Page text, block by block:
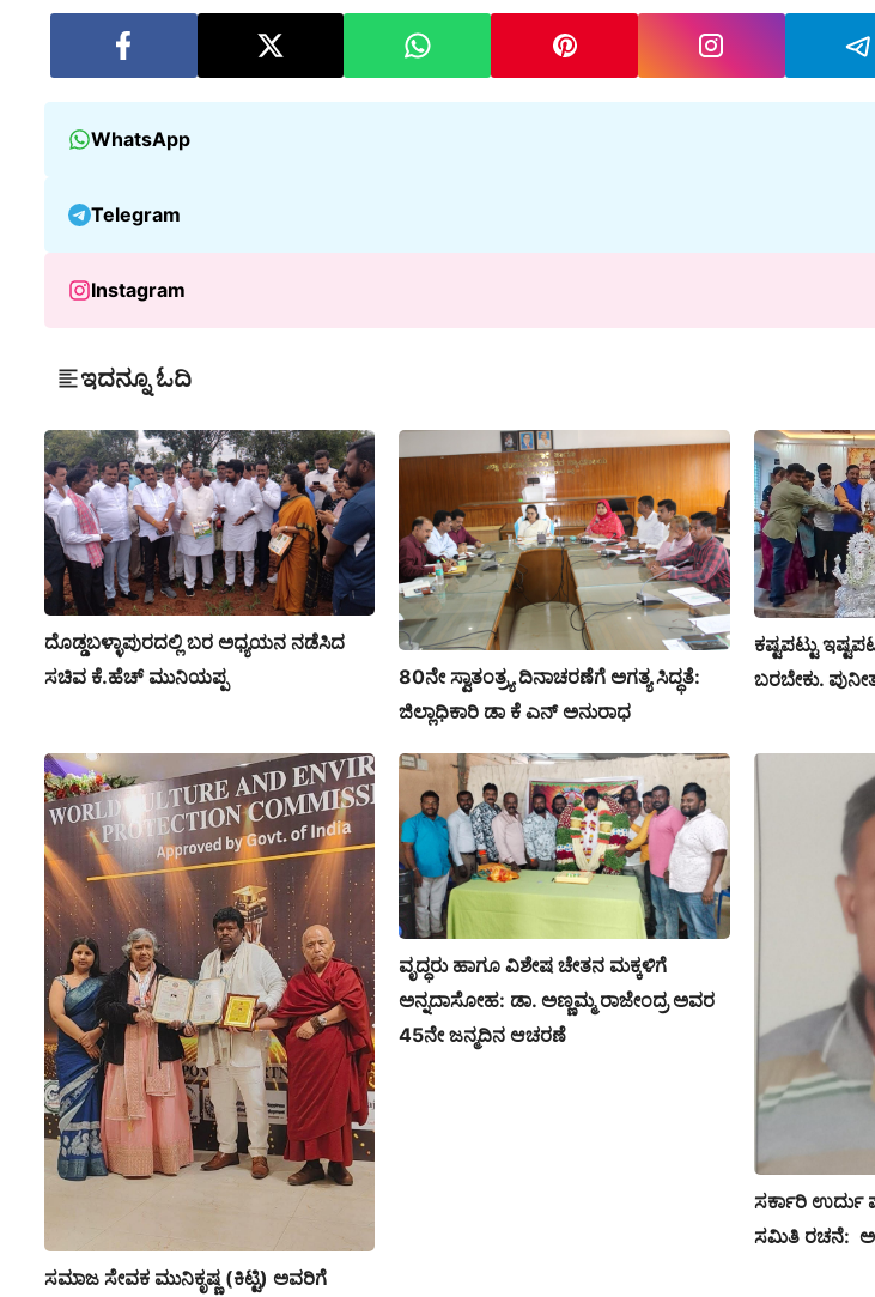
WhatsApp
Telegram
Instagram
ಇದನ್ನೂ ಓದಿ
ದೊಡ್ಡಬಳ್ಳಾಪುರದಲ್ಲಿ ಬರ ಅಧ್ಯಯನ ನಡೆಸಿದ
ಸಚಿವ ಕೆ.ಹೆಚ್ ಮುನಿಯಪ್ಪ
80ನೇ ಸ್ವಾತಂತ್ರ್ಯ ದಿನಾಚರಣೆಗೆ ಅಗತ್ಯ ಸಿದ್ಧತೆ:
ಜಿಲ್ಲಾಧಿಕಾರಿ ಡಾ ಕೆ ಎನ್ ಅನುರಾಧ
ಕಷ್ಟಪಟ್ಟು
ಬರಬೇಕು.
ಸಮಾಜ ಸೇವಕ ಮುನಿಕೃಷ್ಣ (ಕಿಟ್ಟಿ) ಅವರಿಗೆ
ವೃದ್ಧರು ಹಾಗೂ ವಿಶೇಷ ಚೇತನ ಮಕ್ಕಳಿಗೆ
ಅನ್ನದಾಸೋಹ: ಡಾ. ಅಣ್ಣಮ್ಮ ರಾಜೇಂದ್ರ ಅವರ
45ನೇ ಜನ್ಮದಿನ ಆಚರಣೆ
ಸರ್ಕಾರಿ
ಸಮಿತಿ ರಚನೆ: